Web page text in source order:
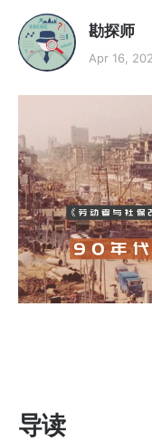
勘探师
Apr 16,
导读